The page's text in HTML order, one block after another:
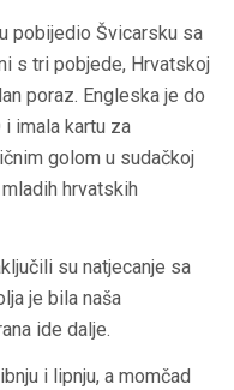
pobijedio Švicarsku sa
s tri pobjede, Hrvatskoj
poraz. Engleska je do
imala kartu za
golom u sudačkoj
hrvatskih
su natjecanje sa
je bila naša
ide dalje.
i lipnju, a momčad